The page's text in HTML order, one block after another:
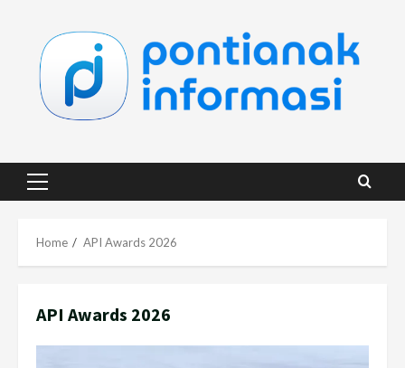
content
Primary
Home API Awards 2026
API Awards 2026